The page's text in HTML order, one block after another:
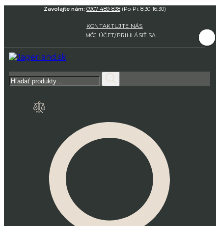
Zavolajte nám: 0907-489-838(Po-Pi: 8:30-16:30)
KONTAKTUJTE NÁS
MÔJ ÚČET/PRIHLÁSIŤ SA
Hľadať: